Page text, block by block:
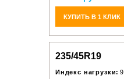
КУПИТЬ В 1 КЛИК
235/45R19
Индекс нагрузки: